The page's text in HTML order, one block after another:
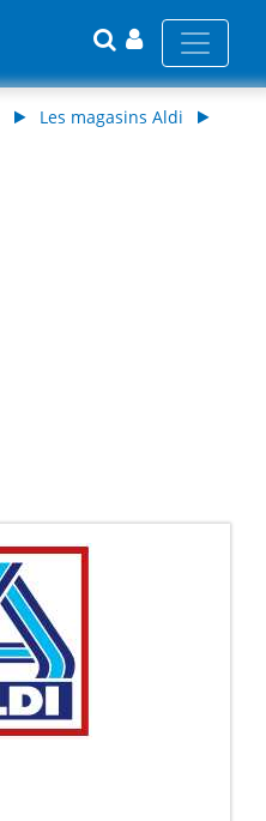
Les magasins Aldi